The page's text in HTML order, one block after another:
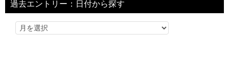
過去エントリー：日付から探す